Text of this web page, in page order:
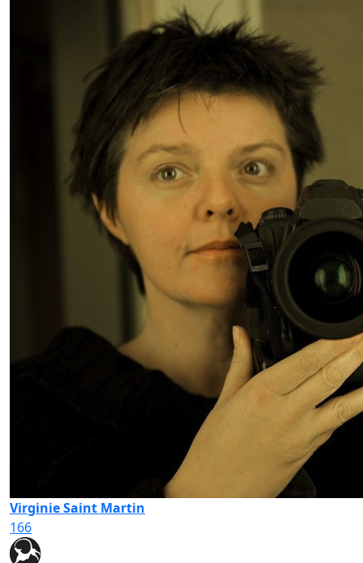
Virginie Saint Martin
166